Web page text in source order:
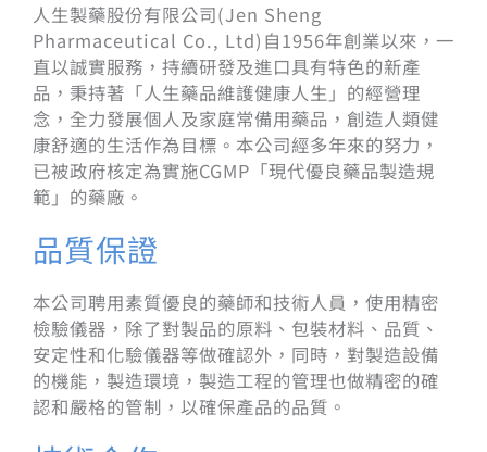
人生製藥股份有限公司(Jen Sheng
Pharmaceutical Co., Ltd)自1956年創業以來，一
直以誠實服務，持續研發及進口具有特色的新產
品，秉持著「人生藥品維護健康人生」的經營理
念，全力發展個人及家庭常備用藥品，創造人類健
康舒適的生活作為目標。本公司經多年來的努力，
已被政府核定為實施CGMP「現代優良藥品製造規
範」的藥廠。
品質保證
本公司聘用素質優良的藥師和技術人員，使用精密
檢驗儀器，除了對製品的原料、包裝材料、品質、
安定性和化驗儀器等做確認外，同時，對製造設備
的機能，製造環境，製造工程的管理也做精密的確
認和嚴格的管制，以確保產品的品質。